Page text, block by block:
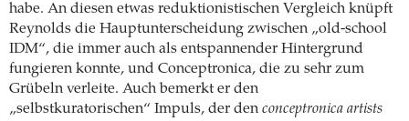
habe. An diesen etwas reduktionistischen Vergleich knüpft
Reynolds die Hauptunterscheidung zwischen „old-school
IDM“, die immer auch als entspannender Hintergrund
fungieren konnte, und Conceptronica, die zu sehr zum
Grübeln verleite. Auch bemerkt er den
„selbstkuratorischen“ Impuls, der den conceptronica artists